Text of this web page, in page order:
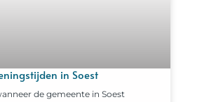
in Soest
de gemeente in Soest